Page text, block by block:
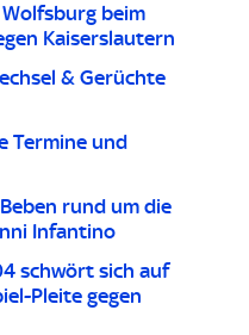
beim
Kaiserslautern
& Gerüchte
Termine und
rund um die
Infantino
schwört sich auf
Pleite gegen